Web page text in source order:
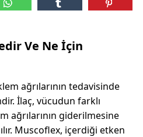
Ve Ne İçin
ağrılarının tedavisinde
İlaç, vücudun farklı
ağrılarının giderilmesine
Muscoflex, içerdiği etken